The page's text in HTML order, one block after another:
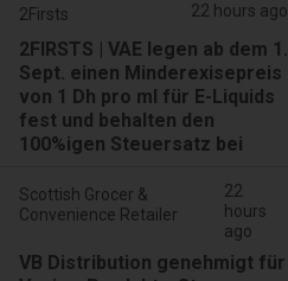
2Firsts 22 hours ago
2FIRSTS | VAE legen ab dem 1.
Sept. einen Minderexisepreis
von 1 Dh pro ml für E-Liquids
fest und behalten den
100%igen Steuersatz bei
Scottish Grocer &
Convenience Retailer
22
hours
ago
VB Distribution genehmigt für